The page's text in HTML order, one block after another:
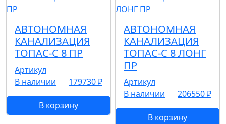
АВТОНОМНАЯ
КАНАЛИЗАЦИЯ
ТОПАС-С 8 ПР
Артикул
В наличии
179730 ₽
В корзину
АВТОНОМНАЯ
КАНАЛИЗАЦИЯ
ТОПАС-С 8 ЛОНГ
ПР
Артикул
В наличии
206550 ₽
В корзину